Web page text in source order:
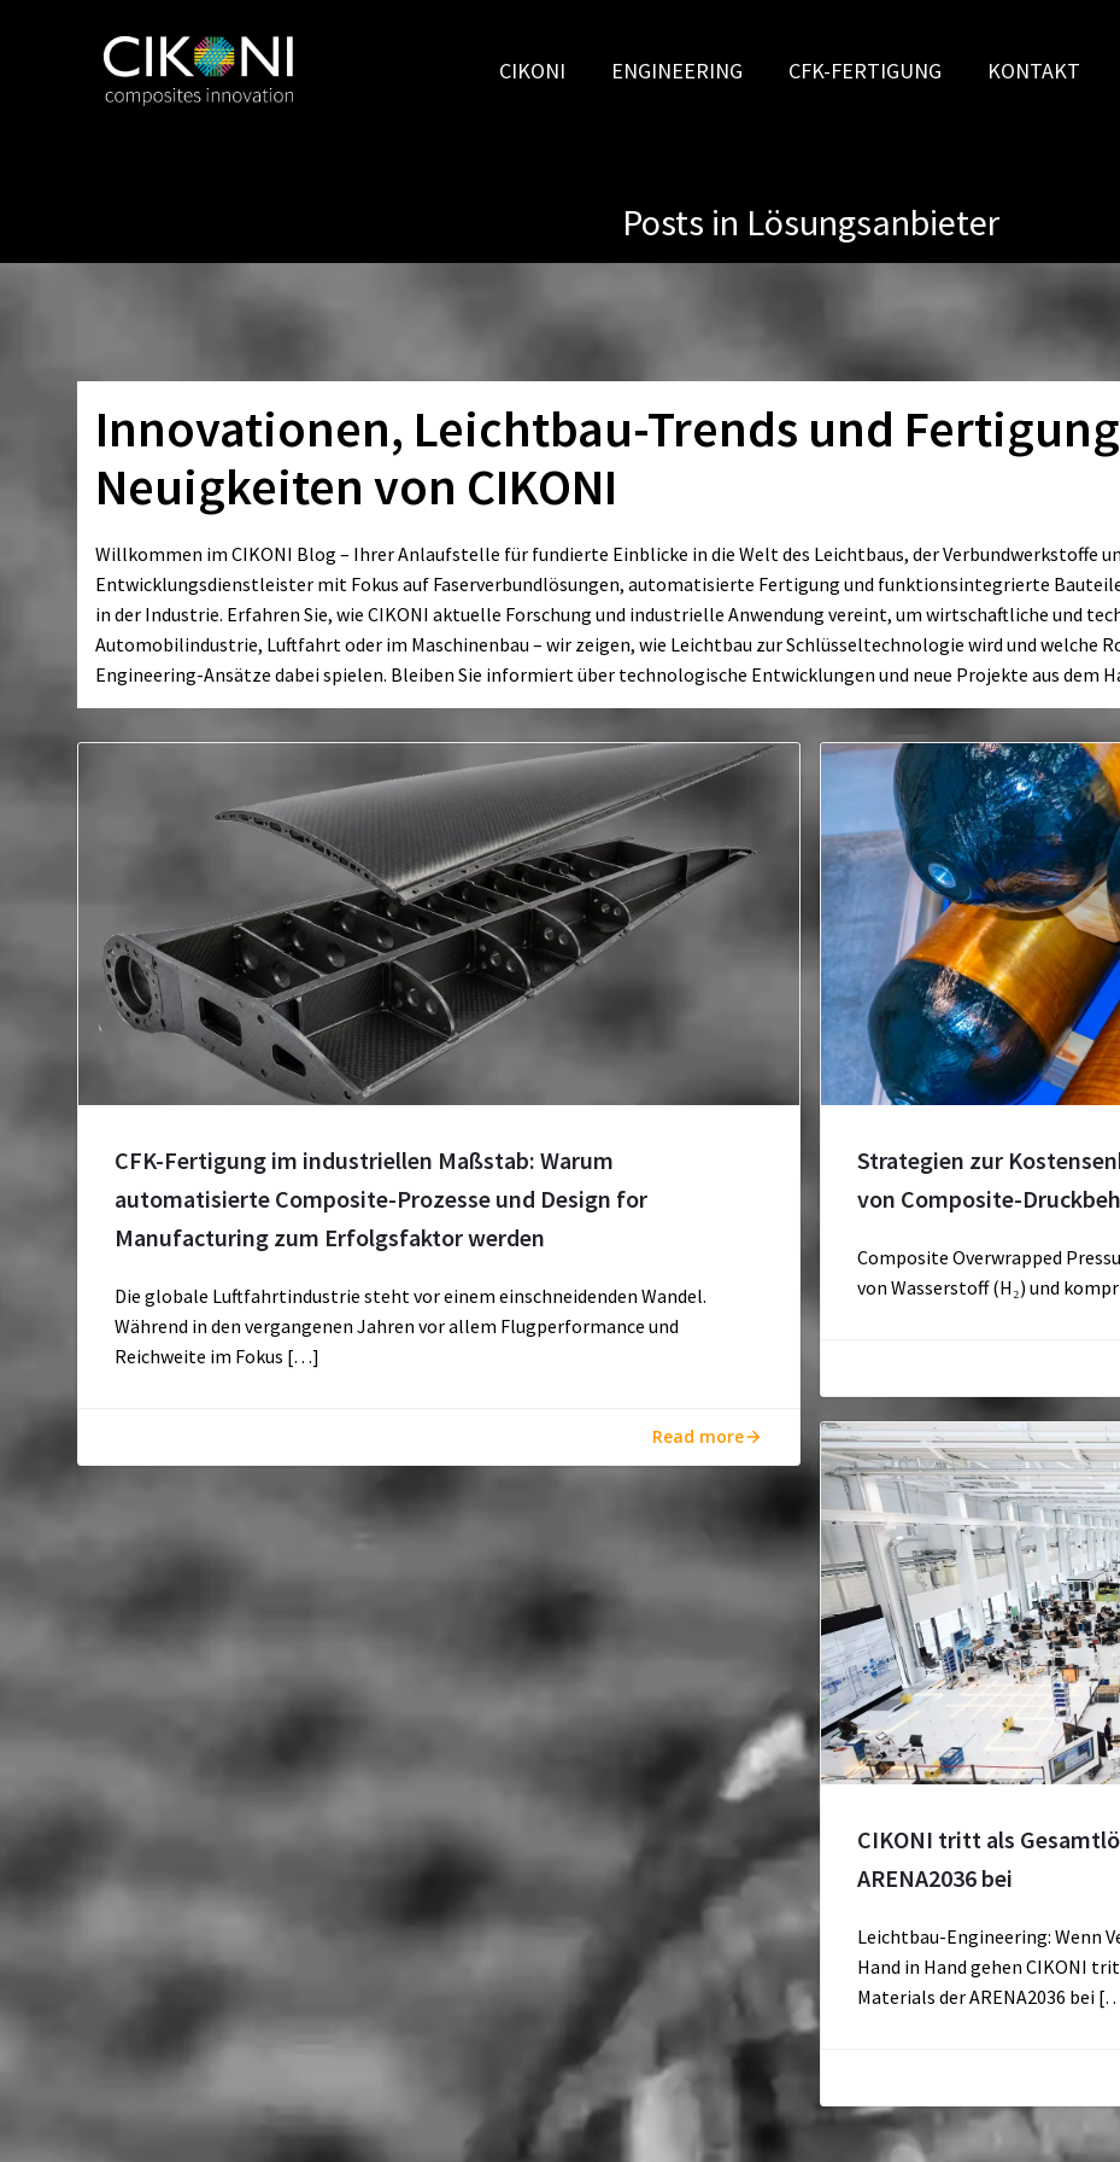
CIKONI ENGINEERING CFK-FERTIGUNG KONTAKT
Posts in Lösungsanbieter
Innovationen, Leichtbau-Trends und
Neuigkeiten von CIKONI
Willkommen im CIKONI Blog – Ihrer Anlaufstelle für fundierte Einblicke in die Welt des Leichtbaus, der Verbundwerkstoffe
Entwicklungsdienstleister mit Fokus auf Faserverbundlösungen, automatisierte Fertigung und funktionsintegrierte
in der Industrie. Erfahren Sie, wie CIKONI aktuelle Forschung und industrielle Anwendung vereint, um wirtschaftliche und
Automobilindustrie, Luftfahrt oder im Maschinenbau – wir zeigen, wie Leichtbau zur Schlüsseltechnologie wird und welche
Engineering-Ansätze dabei spielen. Bleiben Sie informiert über technologische Entwicklungen und neue Projekte aus dem
CFK-Fertigung im industriellen Maßstab: Warum
automatisierte Composite-Prozesse und Design for
Manufacturing zum Erfolgsfaktor werden
Die globale Luftfahrtindustrie steht vor einem einschneidenden Wandel.
Während in den vergangenen Jahren vor allem Flugperformance und
Reichweite im Fokus […]
Read more
Strategien zur
von Composite-
Composite Overwrapped
von Wasserstoff (H₂) und
CIKONI tritt als
ARENA2036 bei
Leichtbau-Engineering: Wenn
Hand in Hand gehen CIKONI
Materials der ARENA2036 bei